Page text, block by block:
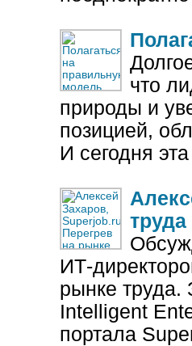
что
природы и
позицией,
И сегодня
труда
ИТ-
рынке труда.
Intelligent
портала